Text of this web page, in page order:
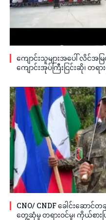
ကျောင်းသူများအပေါ် လိင်အ
ကျောင်းအုပ်ကြီးငြင်းဆို၊ တရ
CNO/ CNDF ခေါင်းဆောင်
တွေ့ဆုံမှု တရားဝင်မှု၊ ကိုယ်စား